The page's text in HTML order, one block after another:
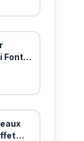
Font